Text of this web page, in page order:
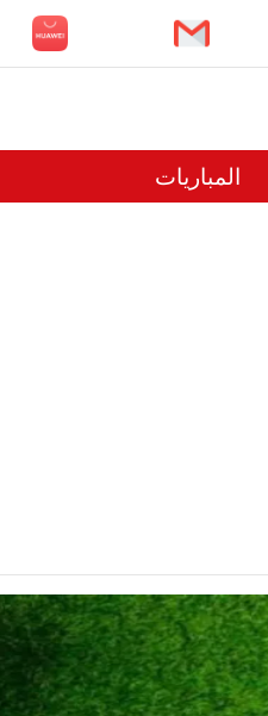
المباريات